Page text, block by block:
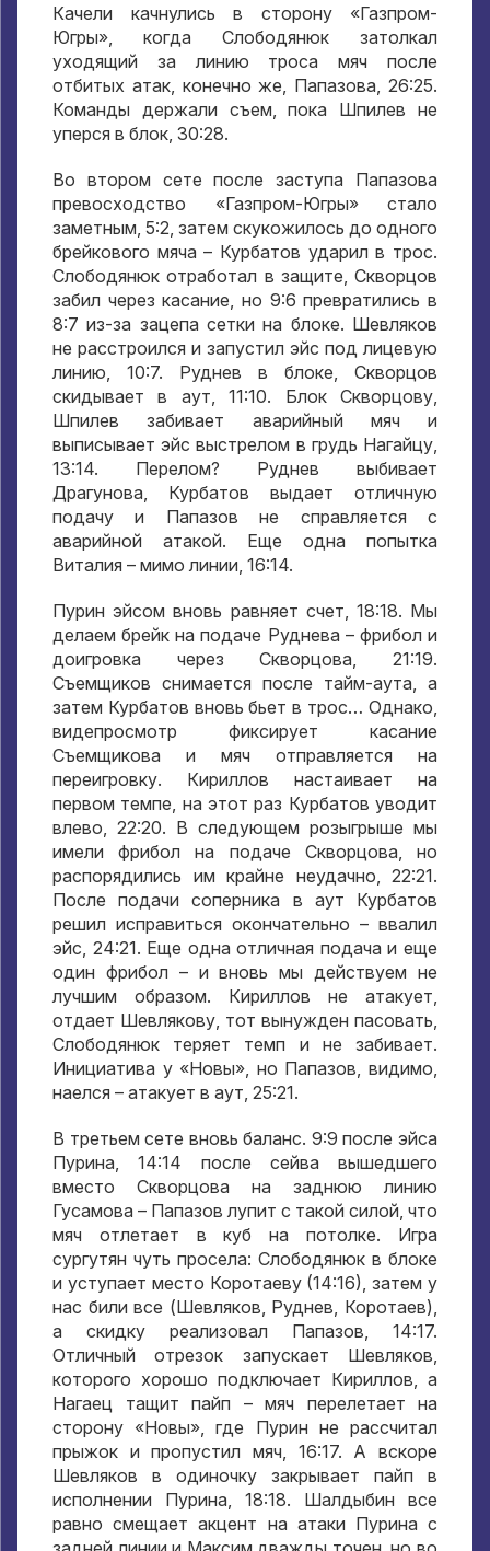
Качели качнулись в сторону «Газпром-
Югры», когда Слободянюк затолкал
уходящий за линию троса мяч после
отбитых атак, конечно же, Папазова, 26:25.
Команды держали съем, пока Шпилев не
уперся в блок, 30:28.
Во втором сете после заступа Папазова
превосходство «Газпром-Югры» стало
заметным, 5:2, затем скукожилось до одного
брейкового мяча – Курбатов ударил в трос.
Слободянюк отработал в защите, Скворцов
забил через касание, но 9:6 превратились в
8:7 из-за зацепа сетки на блоке. Шевляков
не расстроился и запустил эйс под лицевую
линию, 10:7. Руднев в блоке, Скворцов
скидывает в аут, 11:10. Блок Скворцову,
Шпилев забивает аварийный мяч и
выписывает эйс выстрелом в грудь Нагайцу,
13:14. Перелом? Руднев выбивает
Драгунова, Курбатов выдает отличную
подачу и Папазов не справляется с
аварийной атакой. Еще одна попытка
Виталия – мимо линии, 16:14.
Пурин эйсом вновь равняет счет, 18:18. Мы
делаем брейк на подаче Руднева – фрибол и
доигровка через Скворцова, 21:19.
Съемщиков снимается после тайм-аута, а
затем Курбатов вновь бьет в трос… Однако,
видепросмотр фиксирует касание
Съемщикова и мяч отправляется на
переигровку. Кириллов настаивает на
первом темпе, на этот раз Курбатов уводит
влево, 22:20. В следующем розыгрыше мы
имели фрибол на подаче Скворцова, но
распорядились им крайне неудачно, 22:21.
После подачи соперника в аут Курбатов
решил исправиться окончательно – ввалил
эйс, 24:21. Еще одна отличная подача и еще
один фрибол – и вновь мы действуем не
лучшим образом. Кириллов не атакует,
отдает Шевлякову, тот вынужден пасовать,
Слободянюк теряет темп и не забивает.
Инициатива у «Новы», но Папазов, видимо,
наелся – атакует в аут, 25:21.
В третьем сете вновь баланс. 9:9 после эйса
Пурина, 14:14 после сейва вышедшего
вместо Скворцова на заднюю линию
Гусамова – Папазов лупит с такой силой, что
мяч отлетает в куб на потолке. Игра
сургутян чуть просела: Слободянюк в блоке
и уступает место Коротаеву (14:16), затем у
нас били все (Шевляков, Руднев, Коротаев),
а скидку реализовал Папазов, 14:17.
Отличный отрезок запускает Шевляков,
которого хорошо подключает Кириллов, а
Нагаец тащит пайп – мяч перелетает на
сторону «Новы», где Пурин не рассчитал
прыжок и пропустил мяч, 16:17. А вскоре
Шевляков в одиночку закрывает пайп в
исполнении Пурина, 18:18. Шалдыбин все
равно смещает акцент на атаки Пурина с